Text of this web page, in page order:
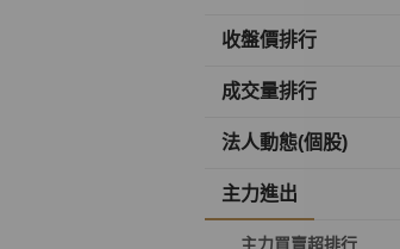
收盤價排行
成交量排行
法人動態(個股)
主力進出
主力買賣超排行